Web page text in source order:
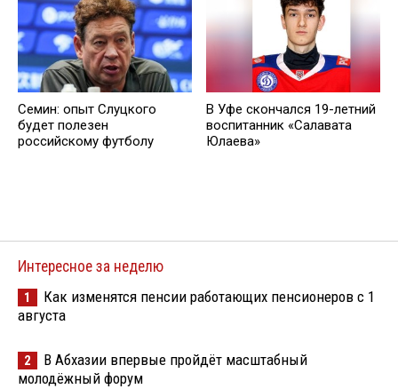
Семин: опыт Слуцкого
будет полезен
российскому футболу
В Уфе скончался 19-летний
воспитанник «Салавата
Юлаева»
Интересное за неделю
1
Как изменятся пенсии работающих пенсионеров с 1
августа
2
В Абхазии впервые пройдёт масштабный
молодёжный форум